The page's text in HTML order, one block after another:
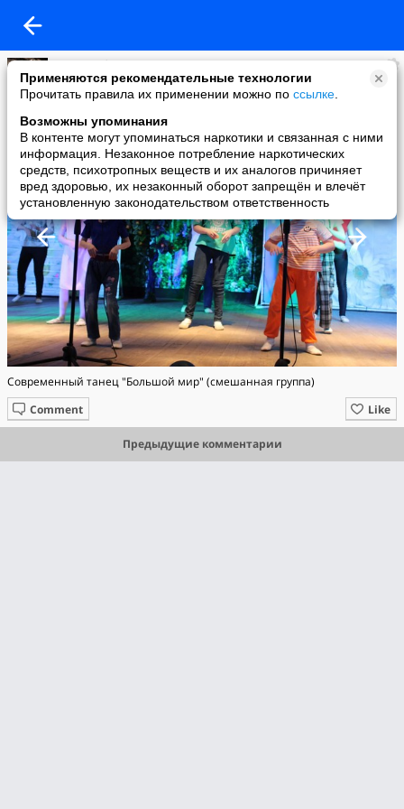
Применяются рекомендательные технологии
Прочитать правила их применении можно по ссылке
Возможны упоминания
В контенте могут упоминаться наркотики и связанная с ними
информация. Незаконное потребление наркотических
средств, психотропных веществ и их аналогов причиняет
вред здоровью, их незаконный оборот запрещён и влечёт
установленную законодательством ответственность
МаРя Дубских
added a photo
27 Sep в 10:45
Современный танец "Большой мир" (смешанная группа)
Like
Comment
Предыдущие комментарии